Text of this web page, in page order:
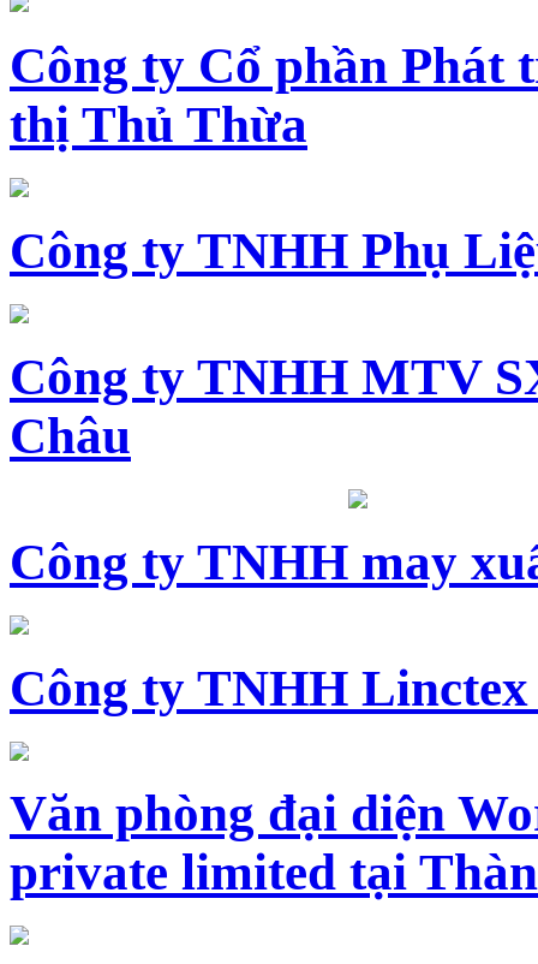
Công ty Cổ phần Phát
thị Thủ Thừa
Công ty TNHH Phụ
Công ty TNHH MTV
Châu
Công ty TNHH may
Công ty TNHH Linctex
Văn phòng đại diện
private limited tại